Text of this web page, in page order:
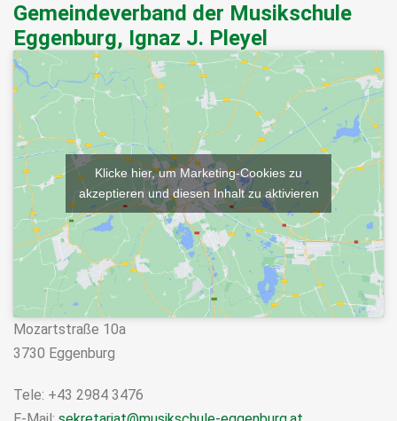
Gemeindeverband der Musikschule
Eggenburg, Ignaz J. Pleyel
Klicke hier, um Marketing-Cookies zu
akzeptieren und diesen Inhalt zu aktivieren
Mozartstraße 10a
3730 Eggenburg
Tele: +43 2984 3476